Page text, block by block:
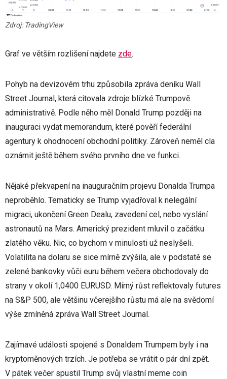
Zdroj: TradingView
Graf ve větším rozlišení najdete zde.
Pohyb na devizovém trhu způsobila zpráva deníku Wall
Street Journal, která citovala zdroje blízké Trumpově
administrativě. Podle něho měl Donald Trump později na
inauguraci vydat memorandum, které pověří federální
agentury k ohodnocení obchodní politiky. Zároveň neměl cla
oznámit ještě během svého prvního dne ve funkci.
Nějaké překvapení na inauguračním projevu Donalda Trumpa
neproběhlo. Tematicky se Trump vyjadřoval k nelegální
migraci, ukončení Green Dealu, zavedení cel, nebo vyslání
astronautů na Mars. Americký prezident mluvil o začátku
zlatého věku. Nic, co bychom v minulosti už neslyšeli.
Volatilita na dolaru se sice mírně zvýšila, ale v podstatě se
zelené bankovky vůči euru během večera obchodovaly do
strany v okolí 1,0400 EURUSD. Mírný růst reflektovaly futures
na S&P 500, ale většinu včerejšího růstu má ale na svědomí
výše zmíněná zpráva Wall Street Journal.
Zajímavé události spojené s Donaldem Trumpem byly i na
kryptoměnových trzích. Je potřeba se vrátit o pár dní zpět.
V pátek večer spustil Trump svůj vlastní meme coin